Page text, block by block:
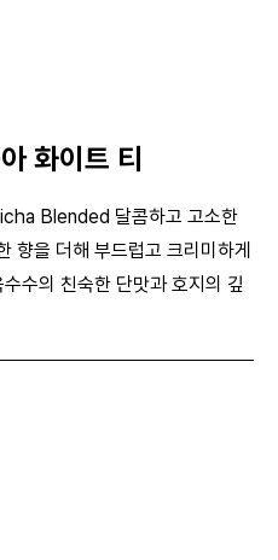
화이트 티
Blended 달콤하고 고소한
향을 더해 부드럽고 크리미하게
수의 친숙한 단맛과 호지의 깊